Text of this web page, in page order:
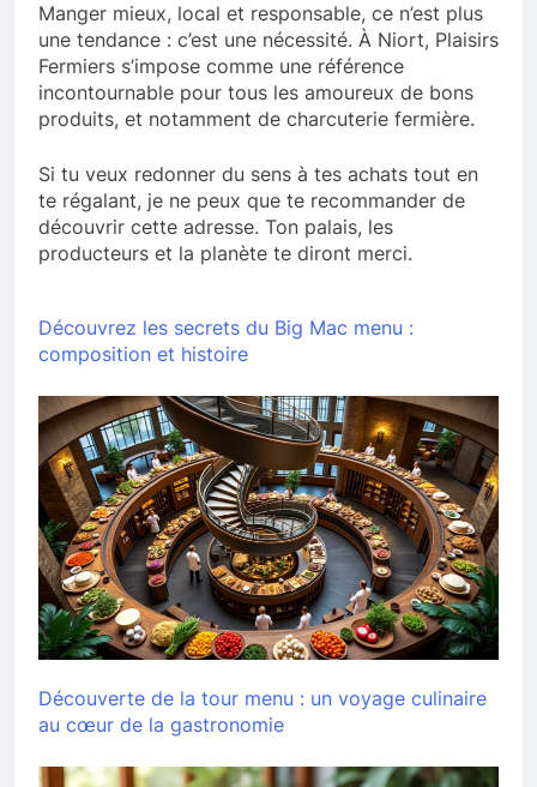
Manger mieux, local et responsable, ce n’est plus
une tendance : c’est une nécessité. À Niort, Plaisirs
Fermiers s’impose comme une référence
incontournable pour tous les amoureux de bons
produits, et notamment de charcuterie fermière.
Si tu veux redonner du sens à tes achats tout en
te régalant, je ne peux que te recommander de
découvrir cette adresse. Ton palais, les
producteurs et la planète te diront merci.
Découvrez les secrets du Big Mac menu :
composition et histoire
Découverte de la tour menu : un voyage culinaire
au cœur de la gastronomie